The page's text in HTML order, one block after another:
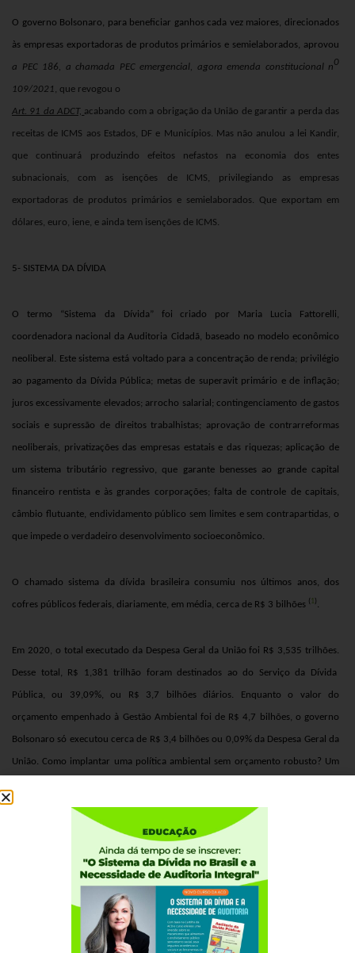
O governo Bolsonaro, para beneficiar ganhos cada vez maiores, direcionados
às empresas exportadoras de produtos primários e semielaborados, aprovou
a PEC 186, a chamada PEC emergencial, agora emenda constitucional n0
109/2021, que revogou o
Art. 91 da ADCT, acabando com a obrigação da União de garantir a perda das
receitas de ICMS aos Estados, DF e Municípios. Mas não anulou a lei Kandir,
que continuará produzindo efeitos nefastos na economia dos entes
subnacionais, com as isenções de ICMS, privilegiando as empresas
exportadoras de produtos primários e semielaborados. Que exportam em
dólares, euro, iene, e ainda tem isenções de ICMS.
5- SISTEMA DA DÍVIDA
O termo “Sistema da Dívida”foi criado por Maria Lucia Fattorelli,
coordenadora nacional da Auditoria Cidadã, baseado no modelo econômico
neoliberal. Este sistema está voltado para a concentração de renda; privilégio
ao pagamento da Dívida Pública; metas de superavit primário e de inflação;
juros excessivamente elevados; arrocho salarial; contingenciamento de gastos
sociais e supressão de direitos trabalhistas; aprovação de contrarreformas
neoliberais, privatizações das empresas estatais e das riquezas; aplicação de
um sistema tributário regressivo, que garante benesses ao grande capital
financeiro rentista e às grandes corporações; falta de controle de capitais,
câmbio flutuante, endividamento público sem limites e sem contrapartidas, o
que impede o verdadeiro desenvolvimento socioeconômico.
O chamado sistema da dívida brasileira consumiu nos últimos anos, dos
cofres públicos federais, diariamente, em média, cerca de R$ 3 bilhões 1 .
Em 2020, o total executado da Despesa Geral da União foi R$ 3,535 trilhões.
Desse total, R$ 1,381 trilhão foram destinados ao do Serviço da Dívida
Pública, ou 39,09%, ou R$ 3,7 bilhões diários. Enquanto o valor do
orçamento empenhado à Gestão Ambiental foi de R$ 4,7 bilhões, o governo
Bolsonaro só executou cerca de R$ 3,4 bilhões ou 0,09% da Despesa Geral da
União. Como implantar uma política ambiental sem orçamento robusto? Um
anual da GESTÃO AMBIENTAL.
DESPESA GERAL DA UNIÃO – 2020 – R$ 3,535 trilhões